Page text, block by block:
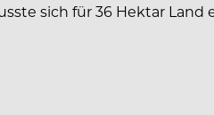
sich für 36 Hektar Land